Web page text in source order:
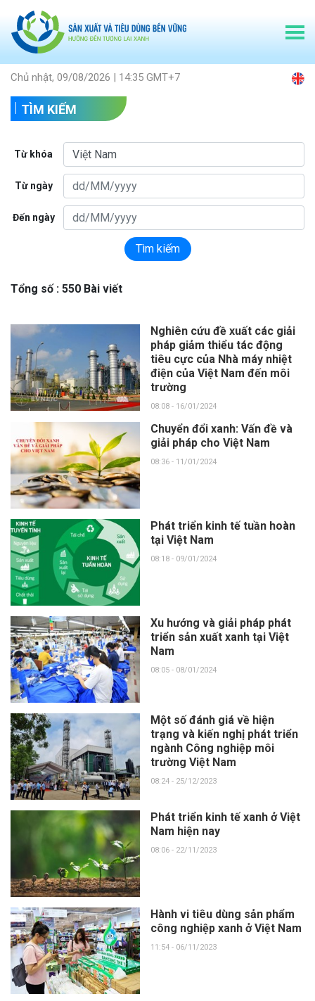
Chủ nhật, 09/08/2026 | 14:35 GMT+7
TÌM KIẾM
Từ khóa
Từ ngày
Đến ngày
Tìm kiếm
Tổng số : 550 Bài viết
Nghiên cứu đề xuất các giải
pháp giảm thiểu tác động
tiêu cực của Nhà máy nhiệt
điện của Việt Nam đến môi
trường
08:08 - 16/01/2024
Chuyển đổi xanh: Vấn đề và
giải pháp cho Việt Nam
08:36 - 11/01/2024
Phát triển kinh tế tuần hoàn
tại Việt Nam
08:18 - 09/01/2024
Xu hướng và giải pháp phát
triển sản xuất xanh tại Việt
Nam
08:05 - 08/01/2024
Một số đánh giá về hiện
trạng và kiến nghị phát triển
ngành Công nghiệp môi
trường Việt Nam
08:24 - 25/12/2023
Phát triển kinh tế xanh ở Việt
Nam hiện nay
08:06 - 22/11/2023
Hành vi tiêu dùng sản phẩm
công nghiệp xanh ở Việt Nam
11:54 - 06/11/2023